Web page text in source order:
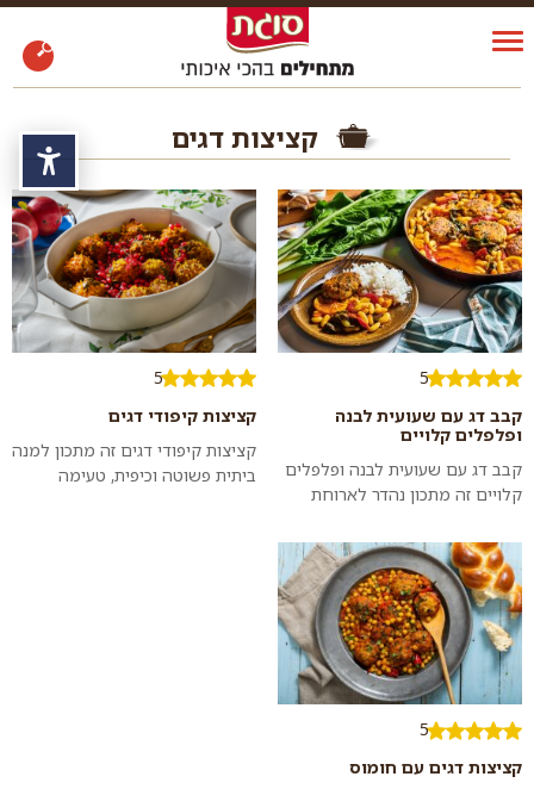
קציצות דגים
5
קבב דג עם שעועית לבנה
ופלפלים קלויים
קבב דג עם שעועית לבנה ופלפלים
קלויים זה מתכון נהדר לארוחת
שמגישים לצד אורז: בריאה, טעימה,
משביע...
5
קציצות קיפודי דגים
קציצות קיפודי דגים זה מתכון למנה
ביתית פשוטה וכיפית, טעימה
5
קציצות דגים עם חומוס